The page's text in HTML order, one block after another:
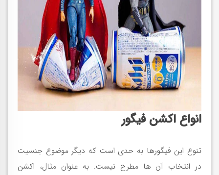
انواع اکشن فیگور
تنوع این فیگورها به حدی است که دیگر موضوع جنسیت
در انتخاب آن ها مطرح نیست. به عنوان مثال، اکشن